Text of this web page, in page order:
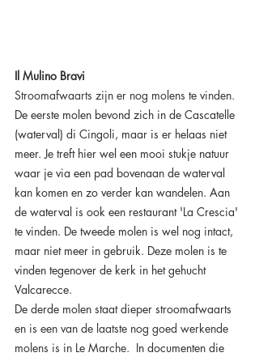
Il Mulino Bravi
Stroomafwaarts zijn er nog molens te vinden.
De eerste molen bevond zich in de Cascatelle
(waterval) di Cingoli, maar is er helaas niet
meer. Je treft hier wel een mooi stukje natuur
waar je via een pad bovenaan de waterval
kan komen en zo verder kan wandelen. Aan
de waterval is ook een restaurant 'La Crescia'
te vinden. De tweede molen is wel nog intact,
maar niet meer in gebruik. Deze molen is te
vinden tegenover de kerk in het gehucht
Valcarecce.
De derde molen staat dieper stroomafwaarts
en is een van de laatste nog goed werkende
molens is in Le Marche.  In documenten die